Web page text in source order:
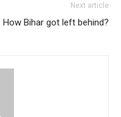
Next article
How Bihar got left behind?